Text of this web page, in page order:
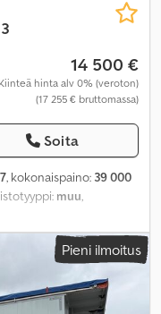
14 500 €
Kiinteä hinta alv 0% (veroton)
(17 255 € bruttomassa)
Soita
, kokonaispaino: 39 000
muu,
muu, kuormatilan
, lastitilan leveys:
310 mm,
Pieni ilmoitus